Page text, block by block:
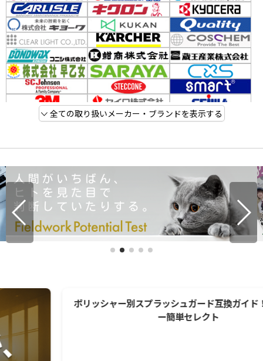
全ての取り扱いメーカー・ブランドを表示する
ポリッシャー別スプラッシュガード互換ガイド！最適カバ
ー簡単セレクト